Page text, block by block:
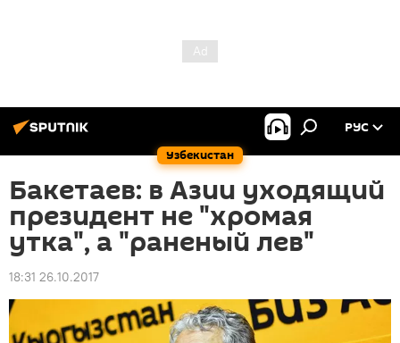
Узбекистан
РУС
Бакетаев: в Азии уходящий
президент не "хромая
утка", а "раненый лев"
18:31 26.10.2017